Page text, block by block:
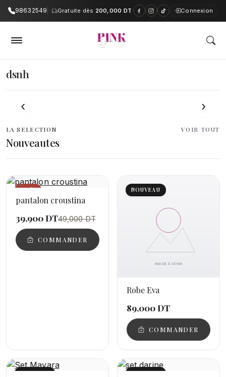
98632549 Gratuite dès 200,000 DT Connexion
PinkAndGrey — Boutique en
dsnh
‹ ›
LA SELECTION
Nouveautes
VOIR TOUT
−19%
pantalon croustina
39,900 DT49,000 DT
COMMANDER
NOUVEAU
Robe Eva
89,000 DT
COMMANDER
NOUVEAU NOUVEAU